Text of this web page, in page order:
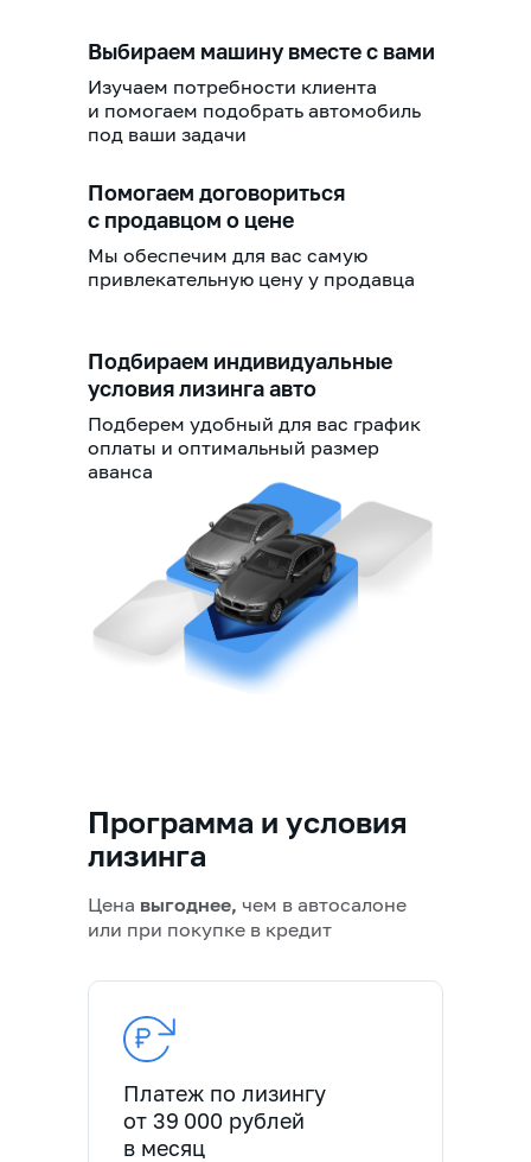
Подбираем индивидуальные
условия лизинга авто
Подберем удобный для вас график
оплаты и оптимальный размер
аванса
Помогаем договориться
с продавцом о цене
Мы обеспечим для вас самую
привлекательную цену у продавца
Выбираем машину вместе с вами
Изучаем потребности клиента
и помогаем подобрать автомобиль
под ваши задачи
Программа и условия
лизинга
Цена выгоднее, чем в автосалоне
или при покупке в кредит
Платеж по лизингу
от 39 000 рублей
в месяц